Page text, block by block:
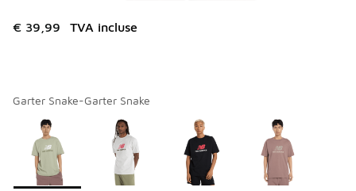
€ 39,99 TVA incluse
Garter Snake-Garter Snake
Page 1 sur 1 affichant 1 à 4 des 4 couleurs.
Merci de sélectionner un style